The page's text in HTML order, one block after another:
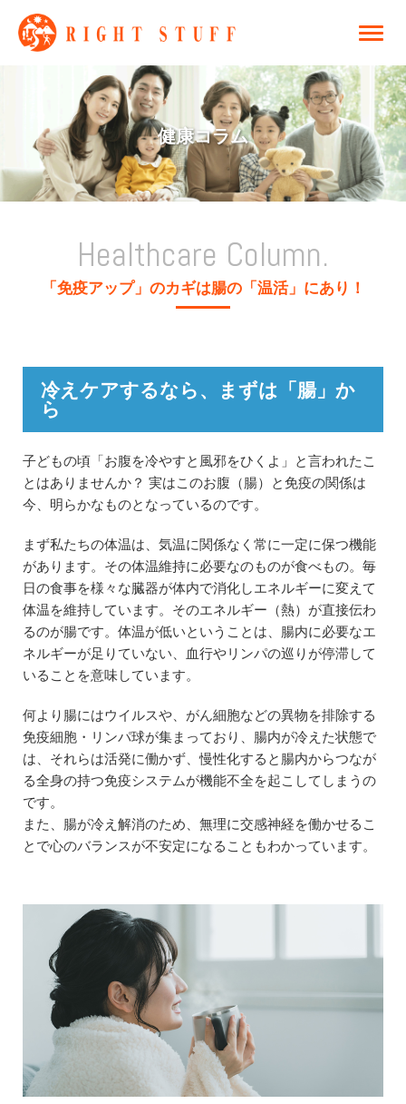
健康コラム
Healthcare Column.
「免疫アップ」のカギは腸の「温活」にあり！
冷えケアするなら、まずは「腸」か
ら
子どもの頃「お腹を冷やすと風邪をひくよ」と言われたこ
とはありませんか？ 実はこのお腹（腸）と免疫の関係は
今、明らかなものとなっているのです。
まず私たちの体温は、気温に関係なく常に一定に保つ機能
があります。その体温維持に必要なのものが食べもの。毎
日の食事を様々な臓器が体内で消化しエネルギーに変えて
体温を維持しています。そのエネルギー（熱）が直接伝わ
るのが腸です。体温が低いということは、腸内に必要なエ
ネルギーが足りていない、血行やリンパの巡りが停滞して
いることを意味しています。
何より腸にはウイルスや、がん細胞などの異物を排除する
免疫細胞・リンパ球が集まっており、腸内が冷えた状態で
は、それらは活発に働かず、慢性化すると腸内からつなが
る全身の持つ免疫システムが機能不全を起こしてしまうの
です。
また、腸が冷え解消のため、無理に交感神経を働かせるこ
とで心のバランスが不安定になることもわかっています。